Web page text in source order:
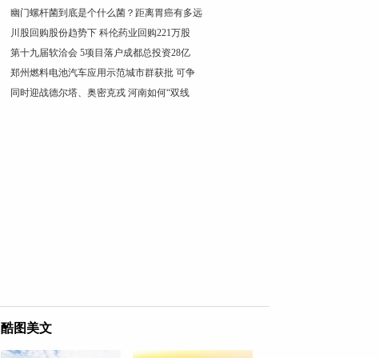
幽门螺杆菌到底是个什么菌？距离胃癌有多远
川股回购股份趋势下 科伦药业回购221万股
第十九届软洽会 5项目落户成都总投资28亿
郑州燃料电池汽车应用示范城市群获批 可争
同时迎战德尔塔、奥密克戎 河南如何“双线
酷图美文